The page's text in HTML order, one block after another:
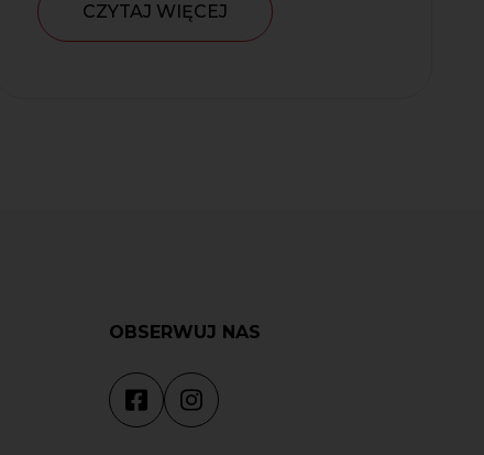
CZYTAJ WIĘCEJ
OBSERWUJ NAS